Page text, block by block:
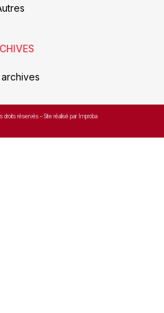
droits réservés – Site réalisé par Improba